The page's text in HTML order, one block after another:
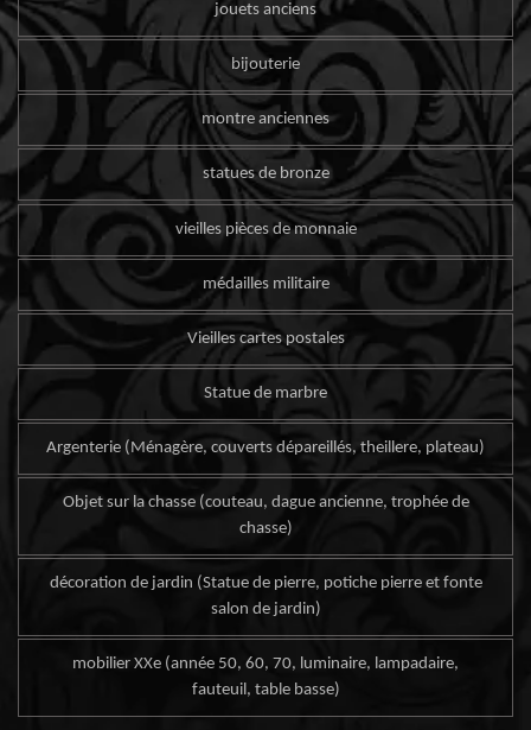
jouets anciens
bijouterie
montre anciennes
statues de bronze
vieilles pièces de monnaie
médailles militaire
Vieilles cartes postales
Statue de marbre
Argenterie (Ménagère, couverts dépareillés, theillere, plateau)
Objet sur la chasse (couteau, dague ancienne, trophée de
chasse)
décoration de jardin (Statue de pierre, potiche pierre et fonte
salon de jardin)
mobilier XXe (année 50, 60, 70, luminaire, lampadaire,
fauteuil, table basse)